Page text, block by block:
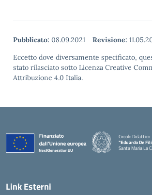
Pubblicato: 08.09.2021 - Revisione:
Eccetto dove diversamente specificato,
stato rilasciato sotto Licenza Creative
Attribuzione 4.0 Italia.
Circolo Didattico
"Eduardo De
Santa Maria La
Link Esterni